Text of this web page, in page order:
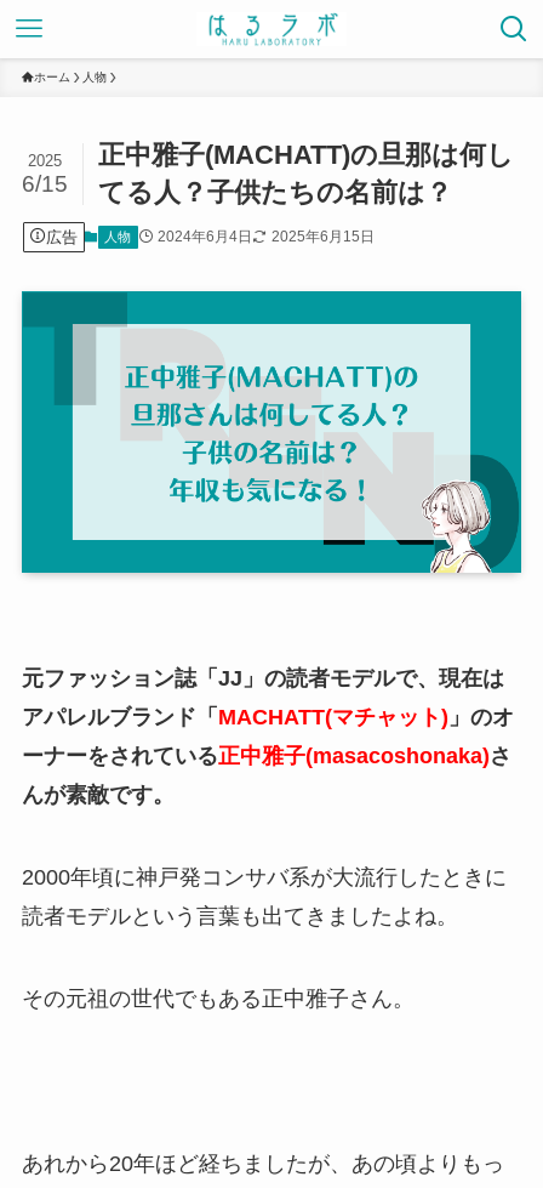
ホーム 人物
正中雅子(MACHATT)の旦那は何し
てる人？子供たちの名前は？
2025
6/15
広告 人物 2024年6月4日 2025年6月15日
元ファッション誌「JJ」の読者モデルで、現在は
アパレルブランド「 MACHATT(マチャット) 」のオ
ーナーをされている正中雅子(masacoshonaka)さ
んが素敵です。
2000年頃に神戸発コンサバ系が大流行したときに
読者モデルという言葉も出てきましたよね。
その元祖の世代でもある正中雅子さん。
あれから20年ほど経ちましたが、あの頃よりもっ